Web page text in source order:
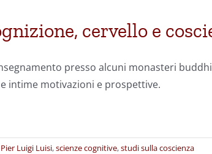
cervello e
presso alcuni monasteri
intime motivazioni e prospettive.
Pier Luigi Luisi,scienze cognitive,studi sulla coscienza